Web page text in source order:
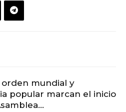
orden mundial y
popular marcan el inicio